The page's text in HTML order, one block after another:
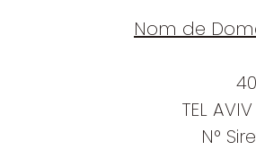
Nom de
TEL
N°